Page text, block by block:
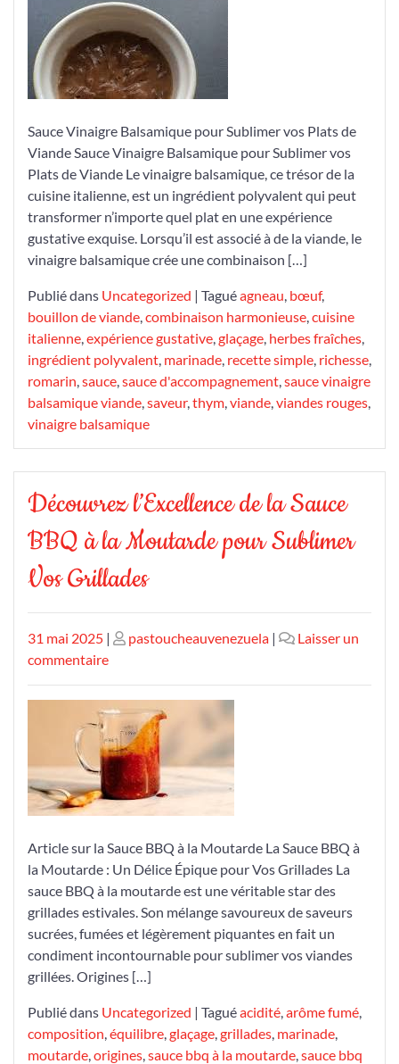
Plats
de
Viande
avec
une
au
Vinaigre
Balsamique
Sauce Vinaigre Balsamique pour Sublimer vos Plats de
Viande Sauce Vinaigre Balsamique pour Sublimer vos
Plats de Viande Le vinaigre balsamique, ce trésor de la
cuisine italienne, est un ingrédient polyvalent qui peut
transformer n’importe quel plat en une expérience
gustative exquise. Lorsqu’il est associé à de la viande, le
vinaigre balsamique crée une combinaison […]
Publié dans Uncategorized | Taguéagneau, bœuf,
bouillon de viande,combinaison harmonieuse,cuisine
italienne,expérience gustative,glaçage, herbes fraîches,
ingrédient polyvalent, marinade, recette simple, richesse,
romarin,sauce,sauce d'accompagnement,sauce vinaigre
balsamique viande,saveur,thym,viande,viandes rouges,
vinaigre balsamique
Découvrez l’Excellence de la Sauce
BBQ à la Moutarde pour Sublimer
Vos Grillades
Publié
le
31 mai 2025 | Publié
pastoucheauvenezuela |
Laisser un
commentairesur
l’Excellence
de
la
Sauce
BBQ
Moutarde
pour
Sublimer
Vos
Grillades
Article sur la Sauce BBQ à la Moutarde La Sauce BBQ à
la Moutarde : Un Délice Épique pour Vos Grillades La
sauce BBQ à la moutarde est une véritable star des
grillades estivales. Son mélange savoureux de saveurs
sucrées, fumées et légèrement piquantes en fait un
condiment incontournable pour sublimer vos viandes
grillées. Origines […]
Publié dans Uncategorized | Taguéacidité,arôme fumé,
composition,équilibre,glaçage,grillades, marinade,
moutarde,origines,sauce bbq à la moutarde,sauce bbq